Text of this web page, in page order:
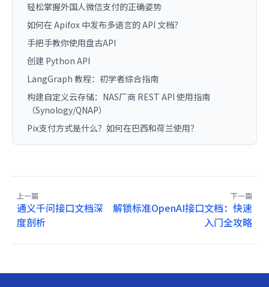
轻松掌握外国人微信支付的正确姿势
如何在 Apifox 中发布多语言的 API 文档？
手把手教你使用盘古API
创建 Python API
LangGraph 教程：初学者综合指南
构建自定义云存储：NAS厂商 REST API 使用指南
（Synology/QNAP）
Pix支付方式是什么？如何在巴西和荷兰使用？
上一篇
通义千问接口文档深
度剖析
下一篇
解锁标准OpenAI接口文档：快速
入门全攻略